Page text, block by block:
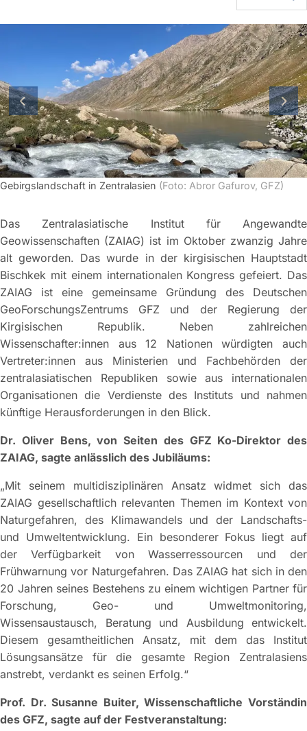
Gebirgslandschaft in Zentralasien (Foto: Abror Gafurov, GFZ)
vorherige Folie
Das Zentralasiatische Institut für Angewandte
Geowissenschaften (ZAIAG) ist im Oktober zwanzig Jahre
alt geworden. Das wurde in der kirgisischen Hauptstadt
Bischkek mit einem internationalen Kongress gefeiert. Das
ZAIAG ist eine gemeinsame Gründung des Deutschen
GeoForschungsZentrums GFZ und der Regierung der
Kirgisischen Republik. Neben zahlreichen
Wissenschafter:innen aus 12 Nationen würdigten auch
Vertreter:innen aus Ministerien und Fachbehörden der
zentralasiatischen Republiken sowie aus internationalen
Organisationen die Verdienste des Instituts und nahmen
künftige Herausforderungen in den Blick.
Dr. Oliver Bens, von Seiten des GFZ Ko-Direktor des
ZAIAG, sagte anlässlich des Jubiläums:
„Mit seinem multidisziplinären Ansatz widmet sich das
ZAIAG gesellschaftlich relevanten Themen im Kontext von
Naturgefahren, des Klimawandels und der Landschafts-
und Umweltentwicklung. Ein besonderer Fokus liegt auf
der Verfügbarkeit von Wasserressourcen und der
Frühwarnung vor Naturgefahren. Das ZAIAG hat sich in den
20 Jahren seines Bestehens zu einem wichtigen Partner für
Forschung, Geo- und Umweltmonitoring,
Wissensaustausch, Beratung und Ausbildung entwickelt.
Diesem gesamtheitlichen Ansatz, mit dem das Institut
Lösungsansätze für die gesamte Region Zentralasiens
anstrebt, verdankt es seinen Erfolg.“
Prof. Dr. Susanne Buiter, Wissenschaftliche Vorständin
des GFZ, sagte auf der Festveranstaltung: